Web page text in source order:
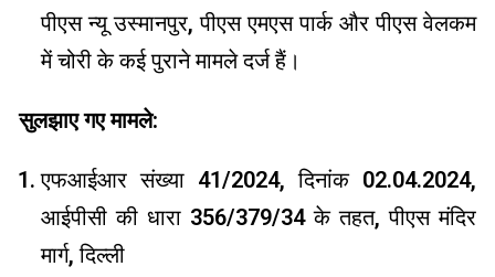
पीएस न्यू उस्मानपुर, पीएस एमएस पार्क और पीएस वेलकम
में चोरी के कई पुराने मामले दर्ज हैं।
सुलझाए गए मामले:
एफआईआर संख्या 41/2024, दिनांक 02.04.2024,
आईपीसी की धारा 356/379/34 के तहत, पीएस मंदिर
मार्ग, दिल्ली